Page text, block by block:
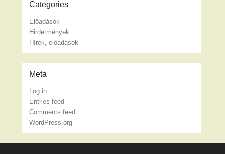
Categories
Előadások
Hirdetmények
Hírek, előadások
Meta
Log in
Entries feed
Comments feed
WordPress.org